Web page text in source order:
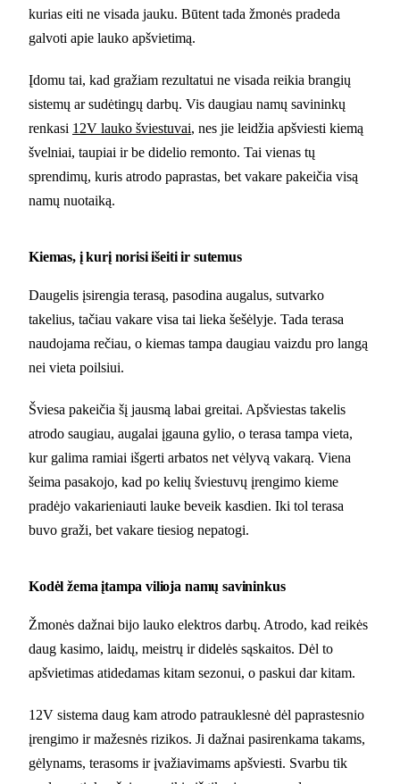
kurias eiti ne visada jauku. Būtent tada žmonės pradeda
galvoti apie lauko apšvietimą.
Įdomu tai, kad gražiam rezultatui ne visada reikia brangių
sistemų ar sudėtingų darbų. Vis daugiau namų savininkų
renkasi 12V lauko šviestuvai, nes jie leidžia apšviesti kiemą
švelniai, taupiai ir be didelio remonto. Tai vienas tų
sprendimų, kuris atrodo paprastas, bet vakare pakeičia visą
namų nuotaiką.
Kiemas, į kurį norisi išeiti ir sutemus
Daugelis įsirengia terasą, pasodina augalus, sutvarko
takelius, tačiau vakare visa tai lieka šešėlyje. Tada terasa
naudojama rečiau, o kiemas tampa daugiau vaizdu pro langą
nei vieta poilsiui.
Šviesa pakeičia šį jausmą labai greitai. Apšviestas takelis
atrodo saugiau, augalai įgauna gylio, o terasa tampa vieta,
kur galima ramiai išgerti arbatos net vėlyvą vakarą. Viena
šeima pasakojo, kad po kelių šviestuvų įrengimo kieme
pradėjo vakarieniauti lauke beveik kasdien. Iki tol terasa
buvo graži, bet vakare tiesiog nepatogi.
Kodėl žema įtampa vilioja namų savininkus
Žmonės dažnai bijo lauko elektros darbų. Atrodo, kad reikės
daug kasimo, laidų, meistrų ir didelės sąskaitos. Dėl to
apšvietimas atidedamas kitam sezonui, o paskui dar kitam.
12V sistema daug kam atrodo patrauklesnė dėl paprastesnio
įrengimo ir mažesnės rizikos. Ji dažnai pasirenkama takams,
gėlynams, terasoms ir įvažiavimams apšviesti. Svarbu tik